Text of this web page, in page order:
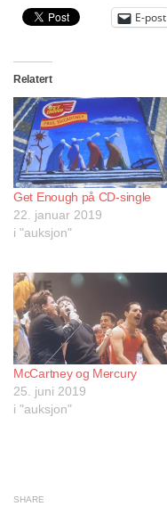
E-post
Relatert
Get Enough på CD-single
22. januar 2019
i "auksjon"
McCartney og Mercury
25. juni 2019
i "auksjon"
SHARE